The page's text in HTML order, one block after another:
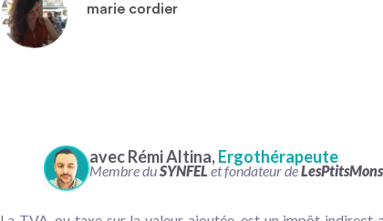
marie cordier
avec Rémi Altina,Ergothérapeute
Membre duSYNFEL et fondateur de